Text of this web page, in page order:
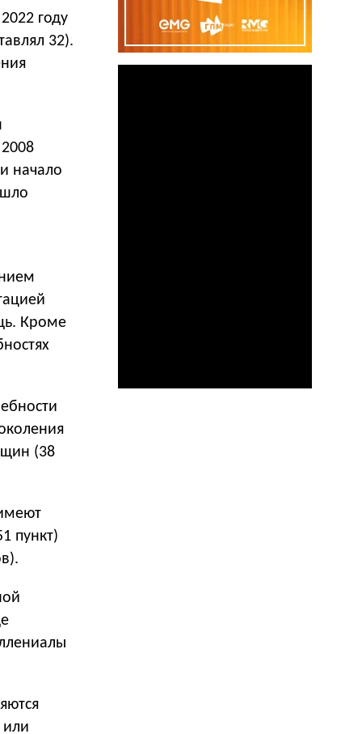
году
32).
начало
Кроме
(38
пункт)
или